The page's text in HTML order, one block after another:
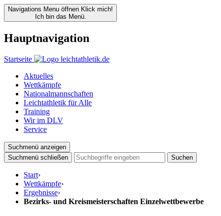
Navigations Menu öffnen Klick mich!
Ich bin das Menü.
Hauptnavigation
Startseite
Aktuelles
Wettkämpfe
Nationalmannschaften
Leichtathletik für Alle
Training
Wir im DLV
Service
Suchmenü anzeigen
Suchmenü schließen
Suchen
Start›
Wettkämpfe›
Ergebnisse›
Bezirks- und Kreismeisterschaften Einzelwettbewerbe